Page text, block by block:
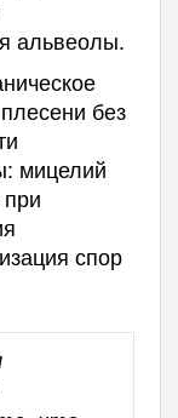
альвеолы.
без
мицелий
спор